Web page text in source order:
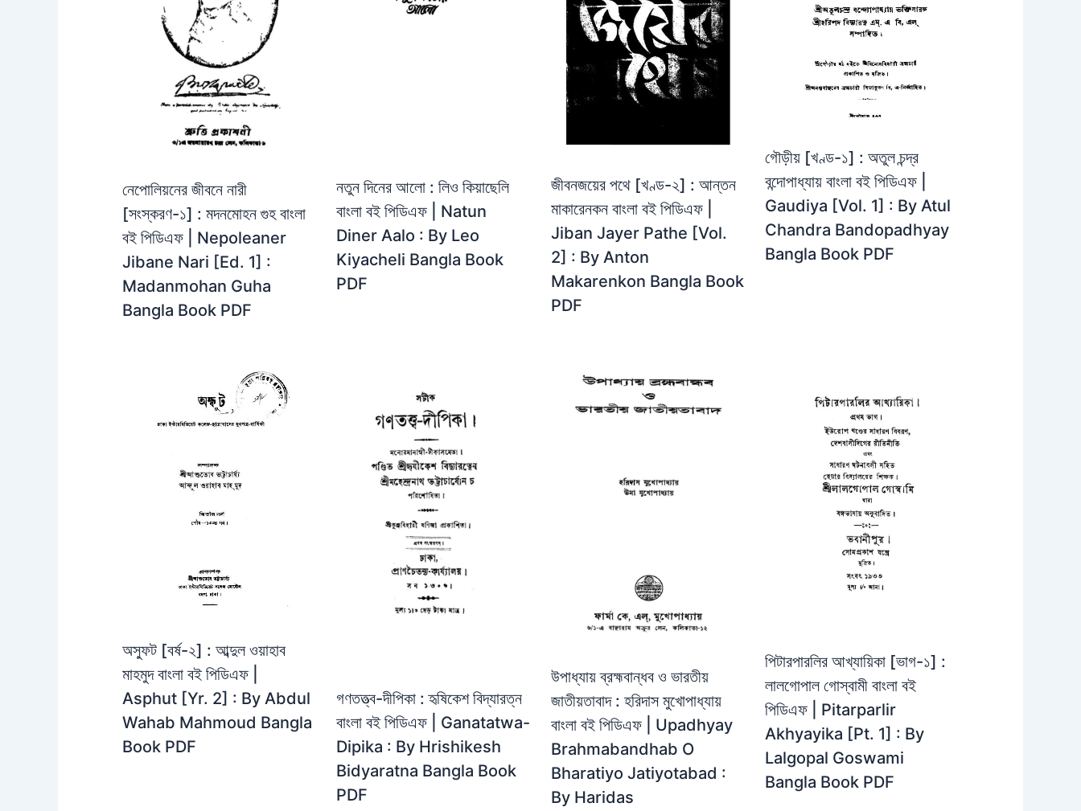
নেপোলিয়নের জীবনে নারী
[সংস্করণ-১] : মদনমোহন গুহ বাংলা
বই পিডিএফ | Nepoleaner
Jibane Nari [Ed. 1] :
Madanmohan Guha
Bangla Book PDF
নতুন দিনের আলো : লিও কিয়াছেলি
বাংলা বই পিডিএফ | Natun
Diner Aalo : By Leo
Kiyacheli Bangla Book
PDF
জীবনজয়ের পথে [খণ্ড-২] : আন্তন
মাকারেনকন বাংলা বই পিডিএফ |
Jiban Jayer Pathe [Vol.
2] : By Anton
Makarenkon Bangla Book
PDF
গৌড়ীয় [খণ্ড-১] : অতুল চন্দ্র
বন্দোপাধ্যায় বাংলা বই পিডিএফ |
Gaudiya [Vol. 1] : By Atul
Chandra Bandopadhyay
Bangla Book PDF
অস্ফুট [বর্ষ-২] : আব্দুল ওয়াহাব
মাহমুদ বাংলা বই পিডিএফ |
Asphut [Yr. 2] : By Abdul
Wahab Mahmoud Bangla
Book PDF
গণতত্ত্ব-দীপিকা : হৃষিকেশ বিদ্যারত্ন
বাংলা বই পিডিএফ | Ganatatwa-
Dipika : By Hrishikesh
Bidyaratna Bangla Book
PDF
উপাধ্যায় ব্রহ্মবান্ধব ও ভারতীয়
জাতীয়তাবাদ : হরিদাস মুখোপাধ্যায়
বাংলা বই পিডিএফ | Upadhyay
Brahmabandhab O
Bharatiyo Jatiyotabad :
By Haridas
পিটারপারলির আখ্যায়িকা [ভাগ-১] :
লালগোপাল গোস্বামী বাংলা বই
পিডিএফ | Pitarparlir
Akhyayika [Pt. 1] : By
Lalgopal Goswami
Bangla Book PDF